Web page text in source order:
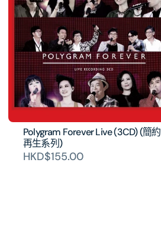
系
列]
(日
本
壓
碟)
的
量
系
列]
(日
本
壓
碟)
的
數
量
Polygram Forever Live (3CD) (簡約
再生系列)
HKD$155.00